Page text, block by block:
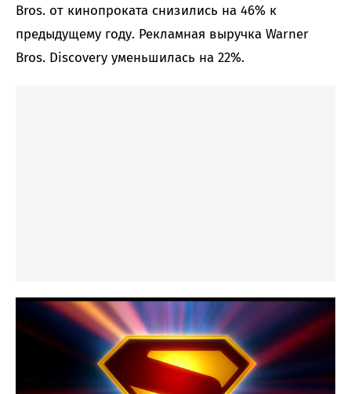
Bros. от кинопроката снизились на 46% к
предыдущему году. Рекламная выручка Warner
Bros. Discovery уменьшилась на 22%.